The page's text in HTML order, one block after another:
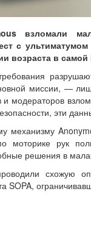
взломали
с
возраста в
миссии, —
модераторов
эти
механизму
моторике рук
решения в
схожую
SOPA,